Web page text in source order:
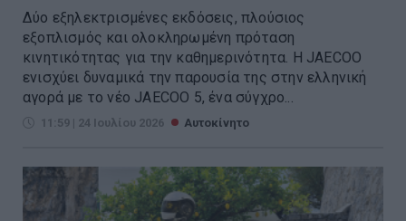
Δύο εξηλεκτρισμένες εκδόσεις, πλούσιος
εξοπλισμός και ολοκληρωμένη πρόταση
κινητικότητας για την καθημερινότητα. Η JAECOO
ενισχύει δυναμικά την παρουσία της στην ελληνική
αγορά με το νέο JAECOO 5, ένα σύγχρο...
11:59 | 24 Ιουλίου 2026 Αυτοκίνητο